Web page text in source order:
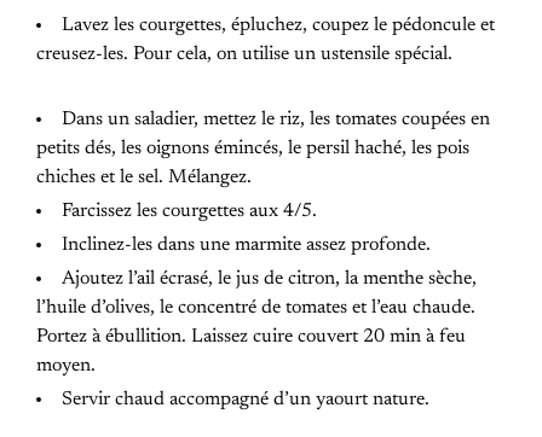
Lavez les courgettes, épluchez, coupez le pédoncule et
creusez-les. Pour cela, on utilise un ustensile spécial.
Dans un saladier, mettez le riz, les tomates coupées en
petits dés, les oignons émincés, le persil haché, les pois
chiches et le sel. Mélangez.
Farcissez les courgettes aux 4/5.
Inclinez-les dans une marmite assez profonde.
Ajoutez l’ail écrasé, le jus de citron, la menthe sèche,
l’huile d’olives, le concentré de tomates et l’eau chaude.
Portez à ébullition. Laissez cuire couvert 20 min à feu
moyen.
Servir chaud accompagné d’un yaourt nature.